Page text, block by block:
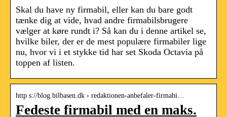
Skal du have ny firmabil, eller kan du bare godt
tænke dig at vide, hvad andre firmabilsbrugere
vælger at køre rundt i? Så kan du i denne artikel se,
hvilke biler, der er de mest populære firmabiler lige
nu, hvor vi i et stykke tid har set Skoda Octavia på
toppen af listen.
http s://blog.bilbasen.dk › redaktionen-anbefaler-firmabi…
Fedeste firmabil med en maks.